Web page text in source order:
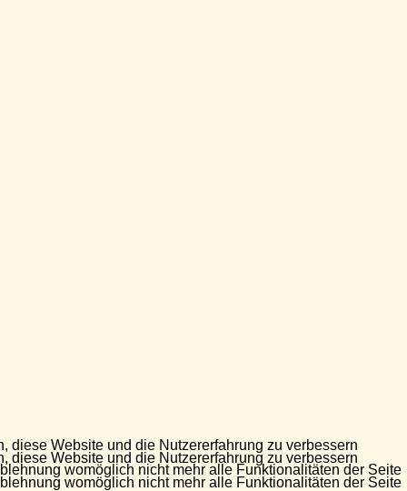
diese Website und die Nutzererfahrung zu verbessern
womöglich nicht mehr alle Funktionalitäten der Seite
diese Website und die Nutzererfahrung zu verbessern
womöglich nicht mehr alle Funktionalitäten der Seite